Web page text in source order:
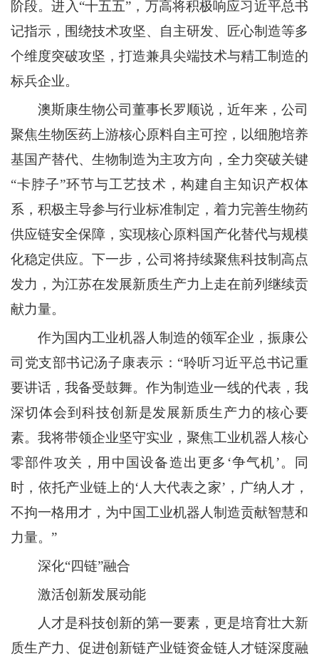
阶段。进入“十五五”，万高将积极响应习近平总书
记指示，围绕技术攻坚、自主研发、匠心制造等多
个维度突破攻坚，打造兼具尖端技术与精工制造的
标兵企业。
澳斯康生物公司董事长罗顺说，近年来，公司
聚焦生物医药上游核心原料自主可控，以细胞培养
基国产替代、生物制造为主攻方向，全力突破关键
“卡脖子”环节与工艺技术，构建自主知识产权体
系，积极主导参与行业标准制定，着力完善生物药
供应链安全保障，实现核心原料国产化替代与规模
化稳定供应。下一步，公司将持续聚焦科技制高点
发力，为江苏在发展新质生产力上走在前列继续贡
献力量。
作为国内工业机器人制造的领军企业，振康公
司党支部书记汤子康表示：“聆听习近平总书记重
要讲话，我备受鼓舞。作为制造业一线的代表，我
深切体会到科技创新是发展新质生产力的核心要
素。我将带领企业坚守实业，聚焦工业机器人核心
零部件攻关，用中国设备造出更多‘争气机’。同
时，依托产业链上的‘人大代表之家’，广纳人才，
不拘一格用才，为中国工业机器人制造贡献智慧和
力量。”
深化“四链”融合
激活创新发展动能
人才是科技创新的第一要素，更是培育壮大新
质生产力、促进创新链产业链资金链人才链深度融